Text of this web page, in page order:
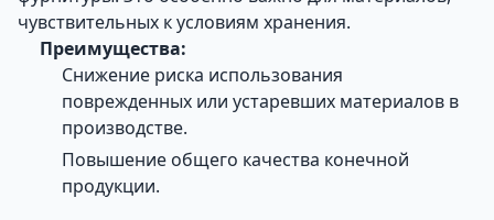
чувствительных к условиям хранения.
Преимущества:
Снижение риска использования
поврежденных или устаревших материалов в
производстве.
Повышение общего качества конечной
продукции.